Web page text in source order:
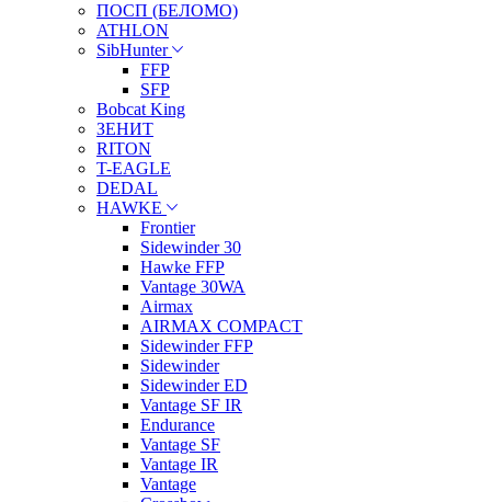
ПОСП (БЕЛОМО)
ATHLON
SibHunter
FFP
SFP
Bobcat King
ЗЕНИТ
RITON
T-EAGLE
DEDAL
HAWKE
Frontier
Sidewinder 30
Hawke FFP
Vantage 30WA
Airmax
AIRMAX COMPACT
Sidewinder FFP
Sidewinder
Sidewinder ED
Vantage SF IR
Endurance
Vantage SF
Vantage IR
Vantage